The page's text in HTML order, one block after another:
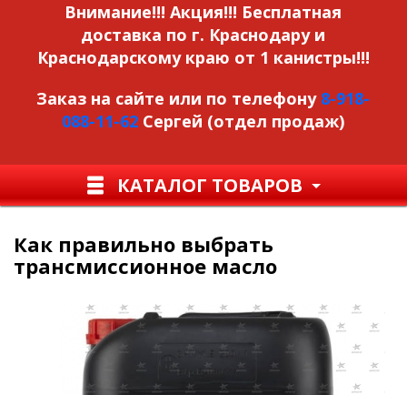
Внимание!!! Акция!!! Бесплатная
доставка по г. Краснодару и
Краснодарскому краю от 1 канистры!!!
Заказ на сайте или по телефону 8-918-
088-11-62 Сергей (отдел продаж)
КАТАЛОГ ТОВАРОВ
Как правильно выбрать
трансмиссионное масло